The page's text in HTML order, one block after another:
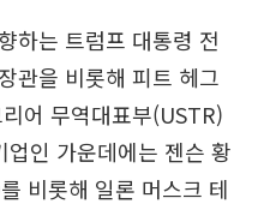
하는 트럼프 대통령 전
관을 비롯해 피트 헤그
어 무역대표부(USTR)
인 가운데에는 젠슨 황
비롯해 일론 머스크 테